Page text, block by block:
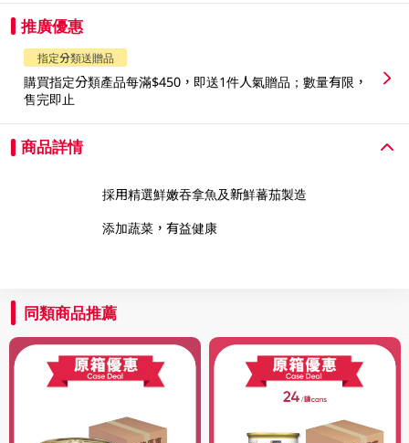
推廣優惠
指定分類送贈品
購買指定分類產品每滿$450，即送1件人氣贈品；數量有限，
售完即止
商品詳情
採用精選鮮嫩吞拿魚及新鮮蕃茄製造
添加蔬菜，有益健康
同類商品推薦